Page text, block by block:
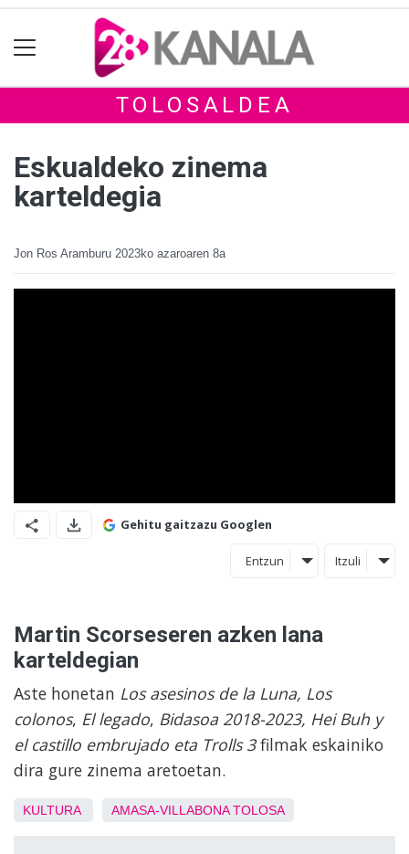
TOLOSALDEA
Eskualdeko zinema
karteldegia
Jon Ros Aramburu 2023ko azaroaren 8a
Gehitu gaitzazu Googlen
Entzun Itzuli
Martin Scorseseren azken lana
karteldegian
Aste honetan Los asesinos de la Luna, Los
colonos, El legado, Bidasoa 2018-2023, Hei Buh y
el castillo embrujado eta Trolls 3filmak eskainiko
dira gure zinema aretoetan.
KULTURA AMASA-VILLABONA TOLOSA